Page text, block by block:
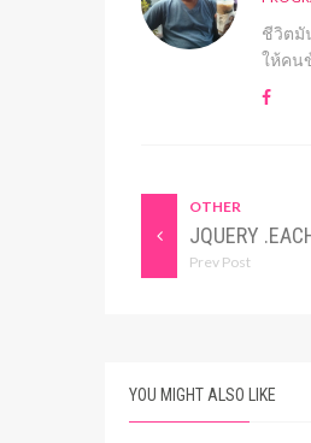
ชีวิตมั
ให้คน
OTHER
JQUERY
Prev Post
YOU MIGHT ALSO LIKE